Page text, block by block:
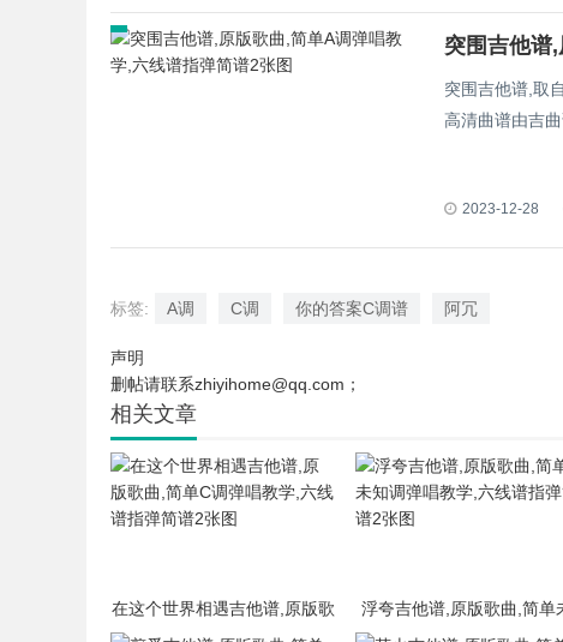
突围吉他谱
突围吉他谱,取
高清曲谱由吉
2023-12-28
标签: A调 C调 你的答案C调谱 阿冗
声明
删帖请联系zhiyihome@qq.com；
相关文章
在这个世界相遇吉他谱,原版歌
曲,简单C调弹唱教学,六线谱指
浮夸吉他谱,原版歌曲,简单
知调弹唱教学,六线谱指弹简